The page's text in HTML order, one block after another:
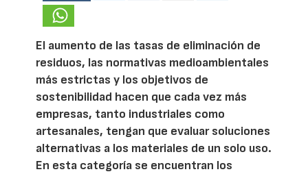
El aumento de las tasas de eliminación de
residuos, las normativas medioambientales
más estrictas y los objetivos de
sostenibilidad hacen que cada vez más
empresas, tanto industriales como
artesanales, tengan que evaluar soluciones
alternativas a los materiales de un solo uso.
En esta categoría se encuentran los